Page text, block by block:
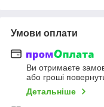
Умови оплати
Ви отримаєте
або гроші
Детальніше